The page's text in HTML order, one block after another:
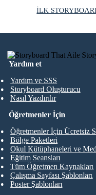
İLK
Yardım et
Yardım ve SSS
Storyboard Oluşturucu
Nasıl Yazdırılır
Öğretmenler İçin
Öğretmenler İçin Ücretsiz
Bölge Paketleri
Okul Kütüphaneleri ve
Eğitim Seansları
Tüm Öğretmen Kaynakları
Çalışma Sayfası Şablonları
Poster Şablonları